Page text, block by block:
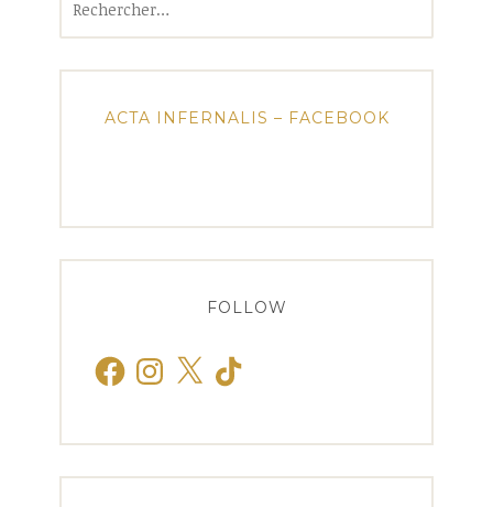
ACTA INFERNALIS – FACEBOOK
FOLLOW
FacebookInstagram
X TikTok